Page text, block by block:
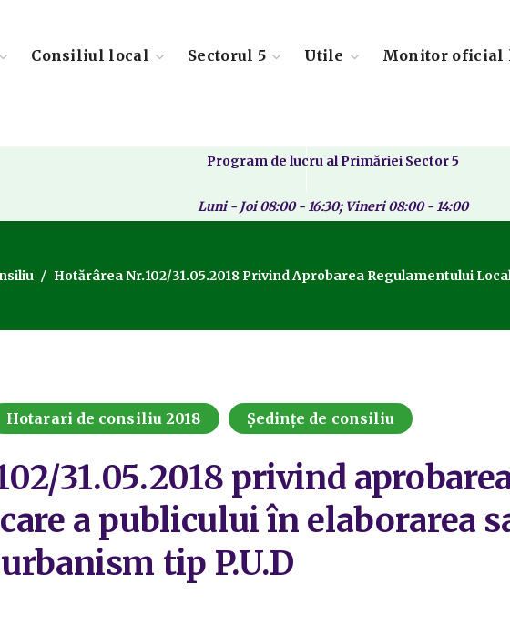
Consiliul local Sectorul 5 Utile Monitor oficial
Program de lucru al Primăriei Sector 5
Luni - Joi 08:00 - 16:30; Vineri 08:00 - 14:00
Hotărârea Nr.102/31.05.2018 Privind Aprobarea Regulamentului
Hotarari de consiliu 2018 Ședințe de consiliu
31.05.2018 privind
a publicului în elaborarea
tip P.U.D